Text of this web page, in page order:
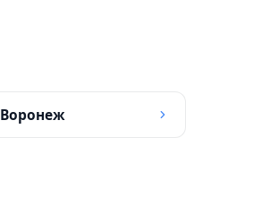
Воронеж